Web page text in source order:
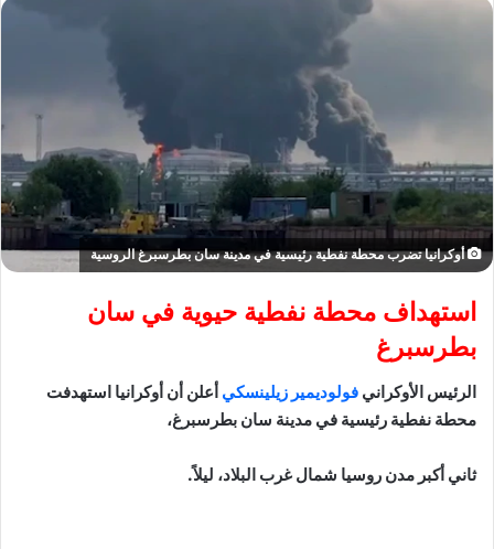
أوكرانيا تضرب محطة نفطية رئيسية في مدينة سان بطرسبرغ الروسية
استهداف محطة نفطية حيوية في سان
بطرسبرغ
الرئيس الأوكراني فولوديمير زيلينسكي أعلن أن أوكرانيا استهدفت
محطة نفطية رئيسية في مدينة سان بطرسبرغ،
ثاني أكبر مدن روسيا شمال غرب البلاد، ليلاً.